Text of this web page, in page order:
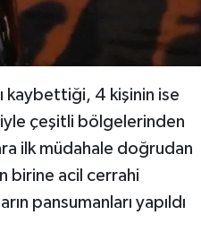
kaybettiği, 4 kişinin ise
çeşitli bölgelerinden
ilk müdahale doğrudan
birine acil cerrahi
pansumanları yapıldı